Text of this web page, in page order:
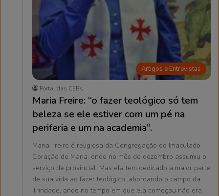
Artigos e Entrevistas
Portal das CEBs
Maria Freire: “o fazer teológico só tem
beleza se ele estiver com um pé na
periferia e um na academia”.
Maria Freire é religiosa da Congregação do Imaculado
Coração de Maria, onde no mês de dezembro assumiu o
serviço de provincial. Mas ela tem dedicado a maior parte
de sua vida ao fazer teológico, abordando o campo da
Trindade, onde no tempo em que ela começou não era